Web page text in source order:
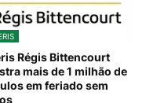
Régis Bittencourt
mais de 1 milhão de
em feriado sem